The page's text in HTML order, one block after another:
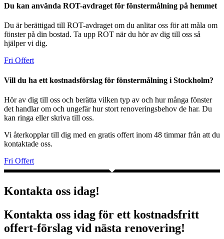
Du kan använda ROT-avdraget för fönstermålning på hemmet
Du är berättigad till ROT-avdraget om du anlitar oss för att måla om
fönster på din bostad. Ta upp ROT när du hör av dig till oss så
hjälper vi dig.
Fri Offert
Vill du ha ett kostnadsförslag för fönstermålning i Stockholm?
Hör av dig till oss och berätta vilken typ av och hur många fönster
det handlar om och ungefär hur stort renoveringsbehov de har. Du
kan ringa eller skriva till oss.
Vi återkopplar till dig med en gratis offert inom 48 timmar från att du
kontaktade oss.
Fri Offert
Kontakta oss idag!
Kontakta oss idag för ett kostnadsfritt
offert-förslag vid nästa renovering!